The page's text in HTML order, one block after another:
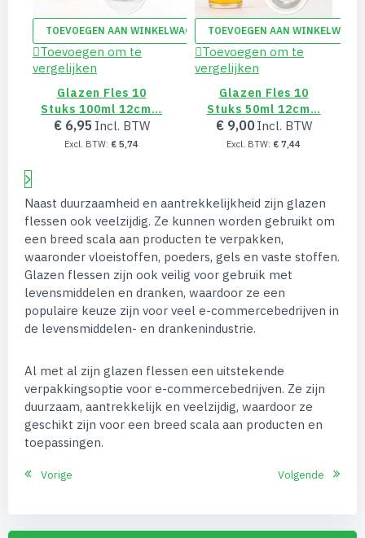
TOEVOEGEN AAN WINKELWAGEN
Toevoegen om te
vergelijken
Glazen Fles 10
Stuks 100ml 12cm…
€ 6,95
€ 5,74
TOEVOEGEN AAN
Toevoegen om te
vergelijken
Glazen Fles 10
Stuks 50ml 12cm…
€ 9,00
€ 7,44
Naast duurzaamheid en aantrekkelijkheid zijn glazen
flessen ook veelzijdig. Ze kunnen worden gebruikt om
een breed scala aan producten te verpakken,
waaronder vloeistoffen, poeders, gels en vaste stoffen.
Glazen flessen zijn ook veilig voor gebruik met
levensmiddelen en dranken, waardoor ze een
populaire keuze zijn voor veel e-commercebedrijven in
de levensmiddelen- en drankenindustrie.
Al met al zijn glazen flessen een uitstekende
verpakkingsoptie voor e-commercebedrijven. Ze zijn
duurzaam, aantrekkelijk en veelzijdig, waardoor ze
geschikt zijn voor een breed scala aan producten en
toepassingen.
Vorige Volgende